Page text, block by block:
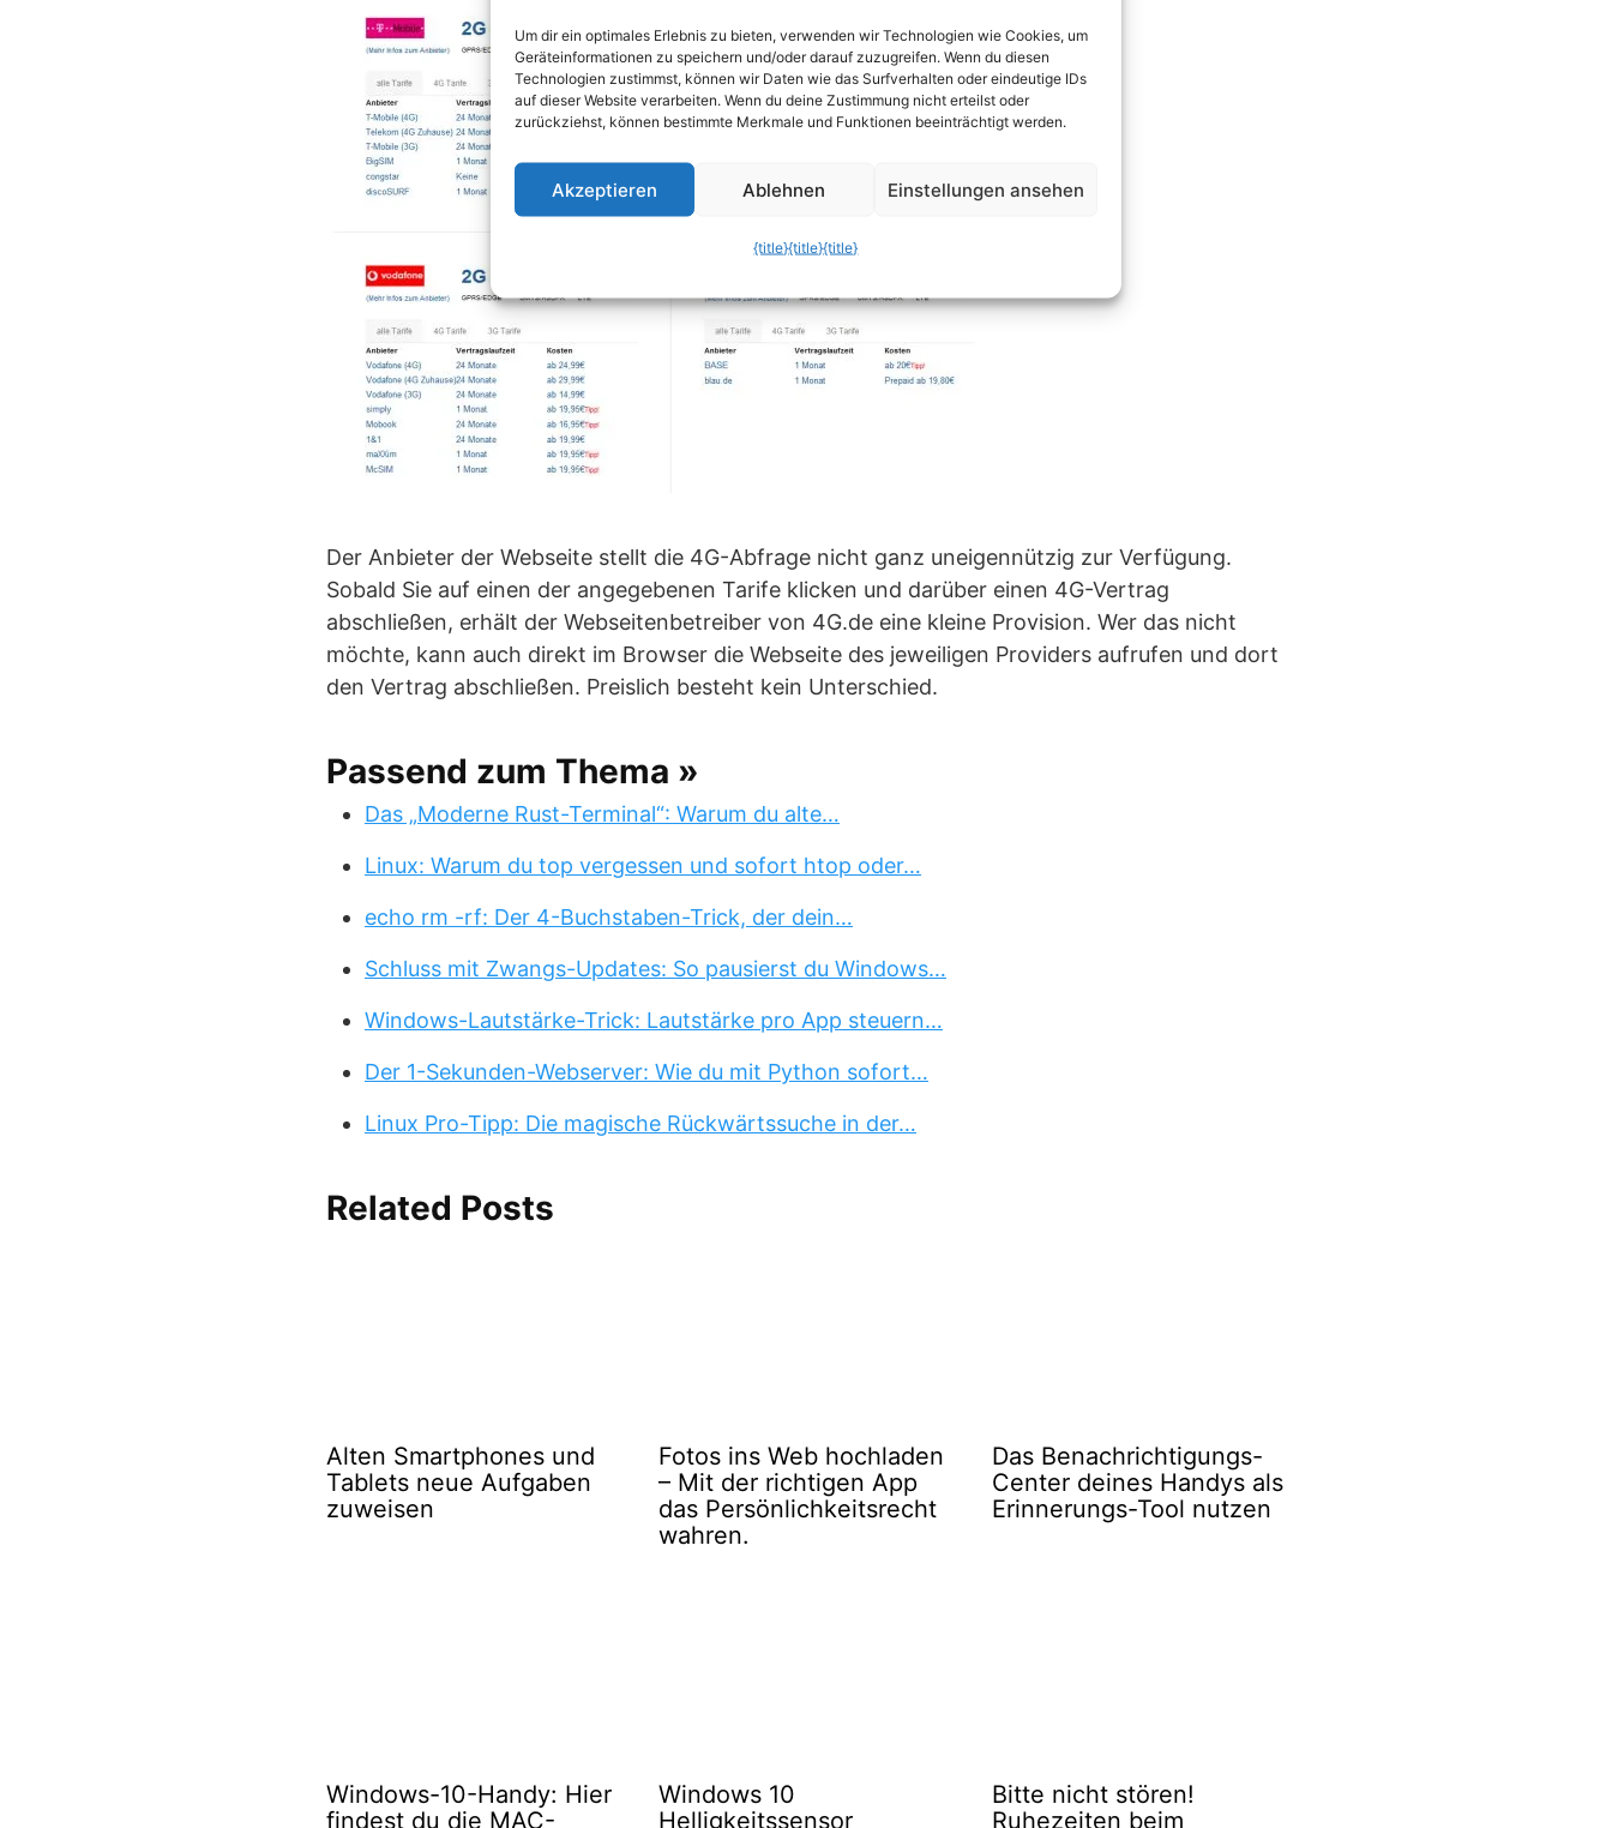
Der Anbieter der Webseite stellt die 4G-Abfrage nicht ganz uneigennützig zur Verfügung.
Sobald Sie auf einen der angegebenen Tarife klicken und darüber einen 4G-Vertrag
abschließen, erhält der Webseitenbetreiber von 4G.de eine kleine Provision. Wer das nicht
möchte, kann auch direkt im Browser die Webseite des jeweiligen Providers aufrufen und dort
den Vertrag abschließen. Preislich besteht kein Unterschied.
Passend zum Thema »
Das „Moderne Rust-Terminal“: Warum du alte…
Linux: Warum du top vergessen und sofort htop oder…
echo rm -rf: Der 4-Buchstaben-Trick, der dein…
Schluss mit Zwangs-Updates: So pausierst du Windows…
Windows-Lautstärke-Trick: Lautstärke pro App steuern…
Der 1-Sekunden-Webserver: Wie du mit Python sofort…
Linux Pro-Tipp: Die magische Rückwärtssuche in der…
Related Posts
Alten Smartphones und
Tablets neue Aufgaben
zuweisen
Fotos ins Web hochladen
– Mit der richtigen App
das Persönlichkeitsrecht
wahren.
Das Benachrichtigungs-
Center deines Handys als
Erinnerungs-Tool nutzen
Windows-10-Handy: Hier
findest du die MAC-
Windows 10
Helligkeitssensor
Bitte nicht stören!
Ruhezeiten beim
Um dir ein optimales Erlebnis zu bieten, verwenden wir Technologien wie Cookies, um
Geräteinformationen zu speichern und/oder darauf zuzugreifen. Wenn du diesen
Technologien zustimmst, können wir Daten wie das Surfverhalten oder eindeutige IDs
auf dieser Website verarbeiten. Wenn du deine Zustimmung nicht erteilst oder
zurückziehst, können bestimmte Merkmale und Funktionen beeinträchtigt werden.
Akzeptieren Ablehnen Einstellungen ansehen
{title}{title}{title}